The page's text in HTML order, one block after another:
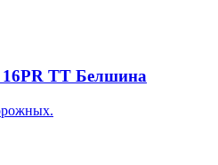
TT Белшина